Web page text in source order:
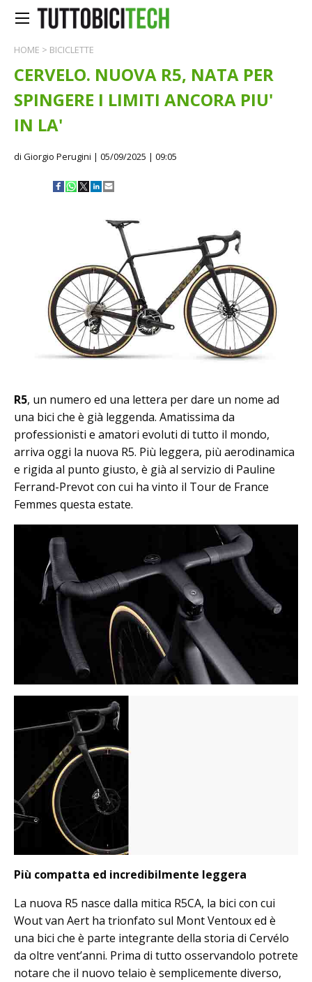
HOME > BICICLETTE
CERVELO. NUOVA R5, NATA PER
SPINGERE I LIMITI ANCORA PIU'
IN LA'
di Giorgio Perugini | 05/09/2025 | 09:05
R5, un numero ed una lettera per dare un nome ad
una bici che è già leggenda. Amatissima da
professionisti e amatori evoluti di tutto il mondo,
arriva oggi la nuova R5. Più leggera, più aerodinamica
e rigida al punto giusto, è già al servizio di Pauline
Ferrand-Prevot con cui ha vinto il Tour de France
Femmes questa estate.
Più compatta ed incredibilmente leggera
La nuova R5 nasce dalla mitica R5CA, la bici con cui
Wout van Aert ha trionfato sul Mont Ventoux ed è
una bici che è parte integrante della storia di Cervélo
da oltre vent’anni. Prima di tutto osservandolo potrete
notare che il nuovo telaio è semplicemente diverso,